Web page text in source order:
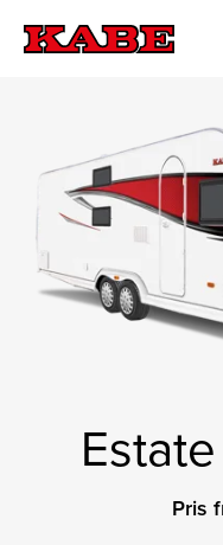
Pris